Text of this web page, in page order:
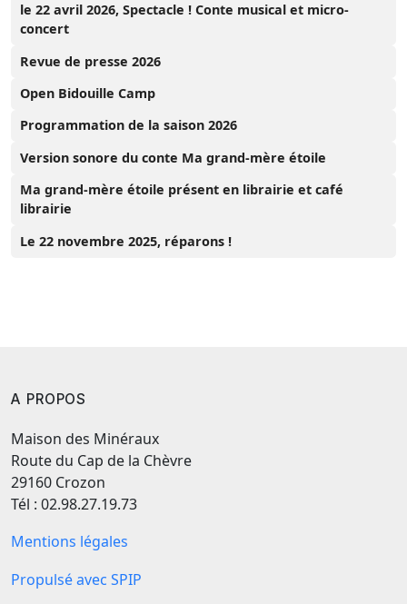
le 22 avril 2026, Spectacle ! Conte musical et micro-
concert
Revue de presse 2026
Open Bidouille Camp
Programmation de la saison 2026
Version sonore du conte Ma grand-mère étoile
Ma grand-mère étoile présent en librairie et café
librairie
Le 22 novembre 2025, réparons !
A PROPOS
Maison des Minéraux
Route du Cap de la Chèvre
29160 Crozon
Tél : 02.98.27.19.73
Mentions légales
Propulsé avec SPIP